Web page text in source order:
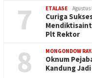
7 ETALASE Agustus
Curiga
Plt Rektor
8 MONGONDOW
Oknum
Kandung